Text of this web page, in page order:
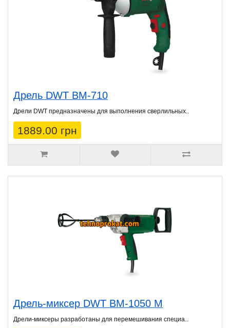
Дрель DWT BM-710
Дрели DWT предназначены для выполнения сверлильных..
1889.00 грн
Дрель-миксер DWT BM-1050 M
Дрели-миксеры разработаны для перемешивания специа..